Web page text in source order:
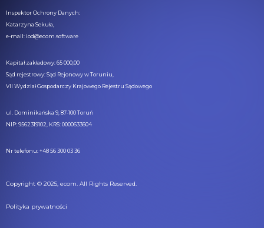
Inspektor Ochrony Danych:
Katarzyna Sekuła,
e-mail: iod@ecom.software
Kapitał zakładowy: 65 000,00
Sąd rejestrowy: Sąd Rejonowy w Toruniu,
VII Wydział Gospodarczy Krajowego Rejestru Sądowego
ul. Dominikańska 9, 87-100 Toruń
NIP: 9562319102, KRS: 0000633604
Nr telefonu: +48 56 300 03 36
Copyright © 2025, ecom. All Rights Reserved.
Polityka prywatności